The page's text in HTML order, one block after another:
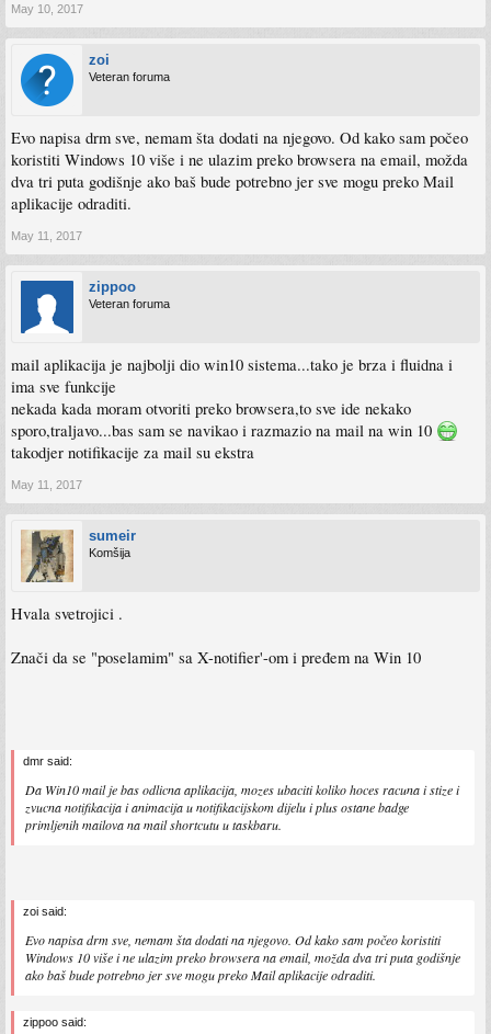
May 10, 2017
zoi
Veteran foruma
Evo napisa drm sve, nemam šta dodati na njegovo. Od kako sam počeo
koristiti Windows 10 više i ne ulazim preko browsera na email, možda
dva tri puta godišnje ako baš bude potrebno jer sve mogu preko Mail
aplikacije odraditi.
May 11, 2017
zippoo
Veteran foruma
mail aplikacija je najbolji dio win10 sistema...tako je brza i fluidna i
ima sve funkcije
nekada kada moram otvoriti preko browsera,to sve ide nekako
sporo,traljavo...bas sam se navikao i razmazio na mail na win 10
takodjer notifikacije za mail su ekstra
May 11, 2017
sumeir
Komšija
Hvala svetrojici .
Znači da se "poselamim" sa X-notifier'-om i pređem na Win 10
dmr said:
Da Win10 mail je bas odlicna aplikacija, mozes ubaciti koliko hoces racuna i stize i
zvucna notifikacija i animacija u notifikacijskom dijelu i plus ostane badge
primljenih mailova na mail shortcutu u taskbaru.
zoi said:
Evo napisa drm sve, nemam šta dodati na njegovo. Od kako sam počeo koristiti
Windows 10 više i ne ulazim preko browsera na email, možda dva tri puta godišnje
ako baš bude potrebno jer sve mogu preko Mail aplikacije odraditi.
zippoo said: